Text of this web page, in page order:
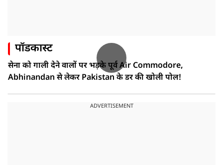
पॉडकास्ट
सेना को गाली देने वालों पर भड़के पूर्व Air Commodore,
Abhinandan से लेकर Pakistan के डर की खोली पोल!
ADVERTISEMENT